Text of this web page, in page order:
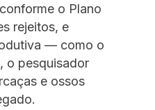
o Plano
rejeitos, e
— como o
o pesquisador
e ossos